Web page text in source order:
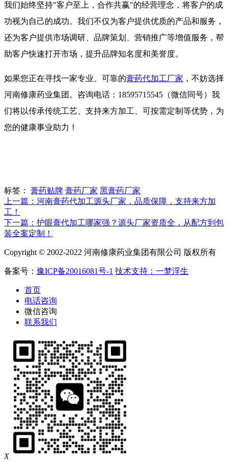
我们始终坚持"客户至上，合作共赢"的经营理念，将客户的成
功视为自己的成功。我们不仅为客户提供优质的产品和服务，
还为客户提供市场调研、品牌策划、营销推广等增值服务，帮
助客户快速打开市场，提升品牌知名度和美誉度。
如果您正在寻找一家专业、可靠的膏药代加工厂家 ，不妨选择
河南修康药业集团。咨询电话：18595715545（微信同号）我
们将以传承传统工艺、支持来方加工、可按需定制等优势，为
您的健康事业助力！
标签： 膏药贴牌 膏药厂家 黑膏药厂家
上一篇：河南膏药代加工源头厂家，品质保障，支持来方加
工！
下一篇：护眼膏代加工哪家强？源头厂家资质全，从配方到包
装全案定制！
Copyright © 2002-2022 河南修康药业集团有限公司 版权所有
备案号： 豫ICP备20016081号-1 技术支持：一梦浮生
首页
电话咨询
微信咨询
联系我们
X